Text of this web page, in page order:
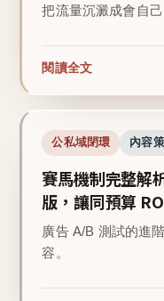
把流量沉澱成會自
閱讀全文
公私域閉環 內容
賽馬機制完整解
版，讓同預算
廣告 A/B 測試的進
容。